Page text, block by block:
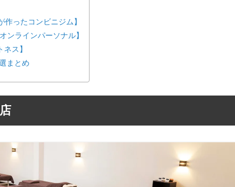
ったコンビニジム】
ンラインパーソナル】
ス】
まとめ